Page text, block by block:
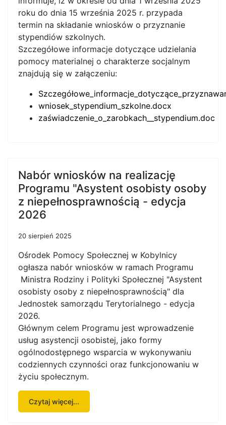
roku do dnia 15 września 2025 r. przypada
termin na składanie wniosków o przyznanie
stypendiów szkolnych.
Szczegółowe informacje dotyczące udzielania
pomocy materialnej o charakterze socjalnym
znajdują się w załączeniu:
wniosek_stypendium_szkolne.docx
zaświadczenie_o_zarobkach__stypendium.doc
Nabór wniosków na realizację
Programu "Asystent osobisty osoby
z niepełnosprawnością - edycja
2026
20 sierpień 2025
Ośrodek Pomocy Społecznej w Kobylnicy
ogłasza nabór wniosków w ramach Programu
Ministra Rodziny i Polityki Społecznej "Asystent
osobisty osoby z niepełnosprawnością" dla
Jednostek samorządu Terytorialnego - edycja
2026.
Głównym celem Programu jest wprowadzenie
usług asystencji osobistej, jako formy
ogólnodostępnego wsparcia w wykonywaniu
codziennych czynności oraz funkcjonowaniu w
życiu społecznym.
Czytaj więcej...